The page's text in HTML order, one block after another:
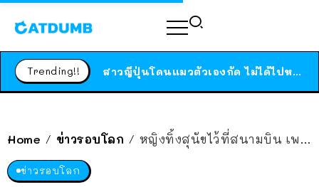
Trending!! ได้เวลาเด็กหนวดรวมตัว RF Online Next เปิดให้เล่นแล้ว เกม Sci-Fi MMORPG ระดับตำนาน เล่นได้ทั้งมือถือและ PC
Home / ข่าวรอบโลก / หญิงทิ้งสุนัขไว้ที่สนามบิน เพราะพาขึ้นเครื่องไม่ได้ ส่วนเจ้าตัว บินไปเที่ยวต่อเฉย
ข่าวรอบโลก